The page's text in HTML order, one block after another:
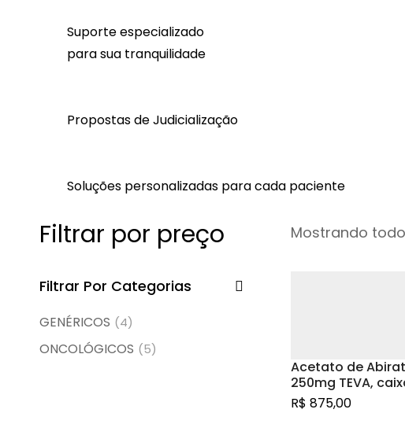
Suporte especializado
para sua tranquilidade
Propostas de Judicialização
Soluções personalizadas para cada paciente
Filtrar por preço
Filtrar Por Categorias
GENÉRICOS (4)
ONCOLÓGICOS (5)
Mostrando
Acetato de
250mg TEVA,
120 comprimidos
revestidos
R$ 875,00